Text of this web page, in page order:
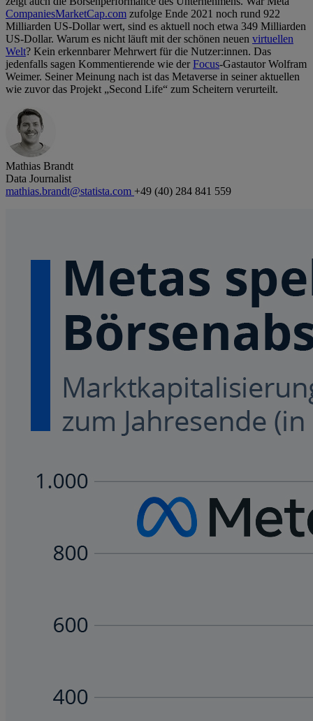
CompaniesMarketCap.com zufolge Ende 2021 noch rund 922
Milliarden US-Dollar wert, sind es aktuell noch etwa 349 Milliarden
US-Dollar. Warum es nicht läuft mit der schönen neuen virtuellen
Welt? Kein erkennbarer Mehrwert für die Nutzer:innen. Das
jedenfalls sagen Kommentierende wie derFocus-Gastautor Wolfram
Weimer. Seiner Meinung nach ist das Metaverse in seiner aktuellen
wie zuvor das Projekt „Second Life“ zum Scheitern verurteilt.
Mathias Brandt
Data Journalist
mathias.brandt@statista.com +49 (40) 284 841 559